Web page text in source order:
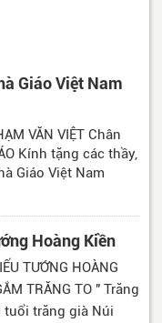
Giáo Việt Nam
VĂN VIỆT Chân
Kính tặng các thầy,
Giáo Việt Nam
Hoàng Kiền
TƯỚNG HOÀNG
TRĂNG TO " Trăng
tuổi trăng già Núi